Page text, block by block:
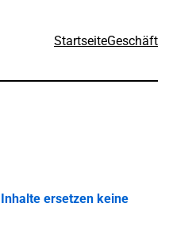
StartseiteGeschäft
ersetzen keine